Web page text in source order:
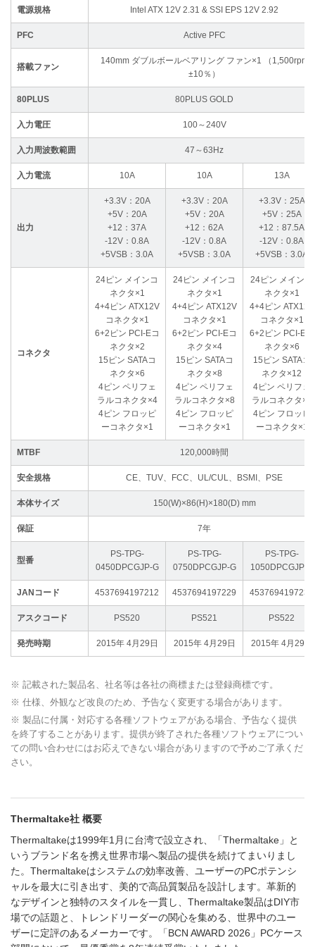
電源規格 Intel ATX 12V 2.31 & SSI EPS 12V 2.92
PFC Active PFC
搭載ファン
140mm ダブルボールベアリング ファン×1 （1,500rpm
±10％）
80PLUS 80PLUS GOLD
入力電圧 100～240V
入力周波数範囲 47～63Hz
入力電流 10A 10A 13A
出力
+3.3V：20A
+5V：20A
+12：37A
-12V：0.8A
+5VSB：3.0A
+3.3V：20A
+5V：20A
+12：62A
-12V：0.8A
+5VSB：3.0A
+3.3V：25A
+5V：25A
+12：87.5A
-12V：0.8A
+5VSB：3.0A
コネクタ
24ピン メインコ
ネクタ×1
4+4ピン ATX12V
コネクタ×1
6+2ピン PCI-Eコ
ネクタ×2
15ピン SATAコ
ネクタ×6
4ピン ペリフェ
ラルコネクタ×4
4ピン フロッピ
ーコネクタ×1
24ピン メインコ
ネクタ×1
4+4ピン ATX12V
コネクタ×1
6+2ピン PCI-Eコ
ネクタ×4
15ピン SATAコ
ネクタ×8
4ピン ペリフェ
ラルコネクタ×8
4ピン フロッピ
ーコネクタ×1
24ピン メインコ
ネクタ×1
4+4ピン ATX12V
コネクタ×1
6+2ピン PCI-Eコ
ネクタ×6
15ピン SATAコ
ネクタ×12
4ピン ペリフェ
ラルコネクタ×8
4ピン フロッピ
ーコネクタ×1
MTBF 120,000時間
安全規格 CE、TUV、FCC、UL/CUL、BSMI、PSE
本体サイズ 150(W)×86(H)×180(D) mm
保証 7年
型番
PS-TPG-
0450DPCGJP-G
PS-TPG-
0750DPCGJP-G
PS-TPG-
1050DPCGJP-G
JANコード 4537694197212 4537694197229 4537694197236
アスクコード PS520 PS521 PS522
発売時期 2015年 4月29日 2015年 4月29日 2015年 4月29日
※ 記載された製品名、社名等は各社の商標または登録商標です。
※ 仕様、外観など改良のため、予告なく変更する場合があります。
※ 製品に付属・対応する各種ソフトウェアがある場合、予告なく提供
を終了することがあります。提供が終了された各種ソフトウェアについ
ての問い合わせにはお応えできない場合がありますので予めご了承くだ
さい。
Thermaltake社 概要
Thermaltakeは1999年1月に台湾で設立され、「Thermaltake」と
いうブランド名を携え世界市場へ製品の提供を続けてまいりまし
た。Thermaltakeはシステムの効率改善、ユーザーのPCポテンシ
ャルを最大に引き出す、美的で高品質製品を設計します。革新的
なデザインと独特のスタイルを一貫し、Thermaltake製品はDIY市
場での話題と、トレンドリーダーの関心を集める、世界中のユー
ザーに定評のあるメーカーです。「BCN AWARD 2026」PCケース